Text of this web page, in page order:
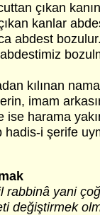
çıkan
kanlar
abdest
kılınan
imam
ise harama
hadis-i şerife
rabbinâ yani
değiştirmek